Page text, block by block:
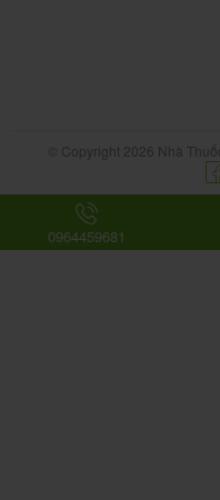
© Copyright 2026 Nhà
0964459681